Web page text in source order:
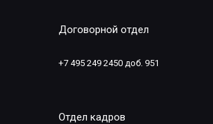
Договорной отдел
+7 495 249 2450 доб. 951
Отдел кадров